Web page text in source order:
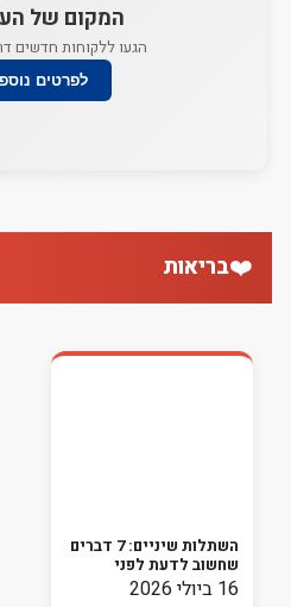
המקום של
הגעו ללקוחות חדשים
לפרטים
❤️בריאות
השתלות שיניים: 7 דברים
שחשוב לדעת לפני
שמתחילים בתהליך
16 ביולי 2026